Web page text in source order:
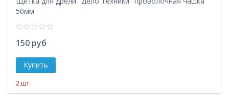
50мм
150 руб
2 шт.